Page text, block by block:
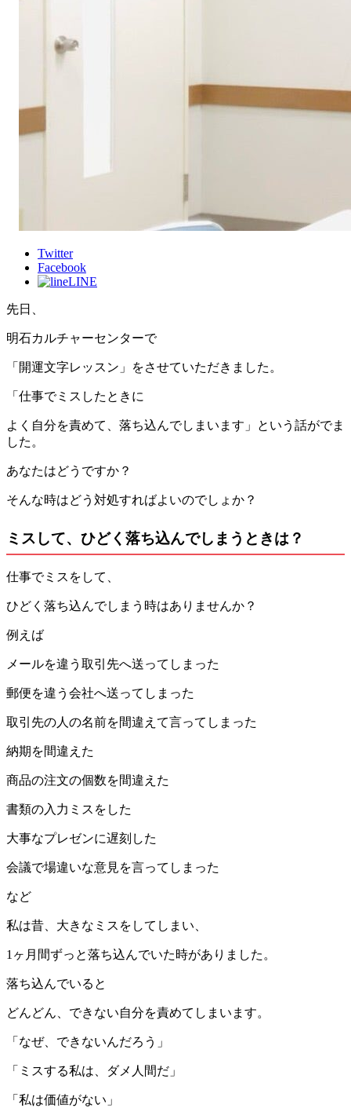
Twitter
Facebook
LINE
先日、
明石カルチャーセンターで
「開運文字レッスン」をさせていただきました。
「仕事でミスしたときに
よく自分を責めて、落ち込んでしまいます」という話がでま
した。
あなたはどうですか？
そんな時はどう対処すればよいのでしょか？
ミスして、ひどく落ち込んでしまうときは？
仕事でミスをして、
ひどく落ち込んでしまう時はありませんか？
例えば
メールを違う取引先へ送ってしまった
郵便を違う会社へ送ってしまった
取引先の人の名前を間違えて言ってしまった
納期を間違えた
商品の注文の個数を間違えた
書類の入力ミスをした
大事なプレゼンに遅刻した
会議で場違いな意見を言ってしまった
など
私は昔、大きなミスをしてしまい、
1ヶ月間ずっと落ち込んでいた時がありました。
落ち込んでいると
どんどん、できない自分を責めてしまいます。
「なぜ、できないんだろう」
「ミスする私は、ダメ人間だ」
「私は価値がない」